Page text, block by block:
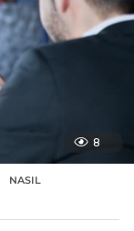
8
,NASIL